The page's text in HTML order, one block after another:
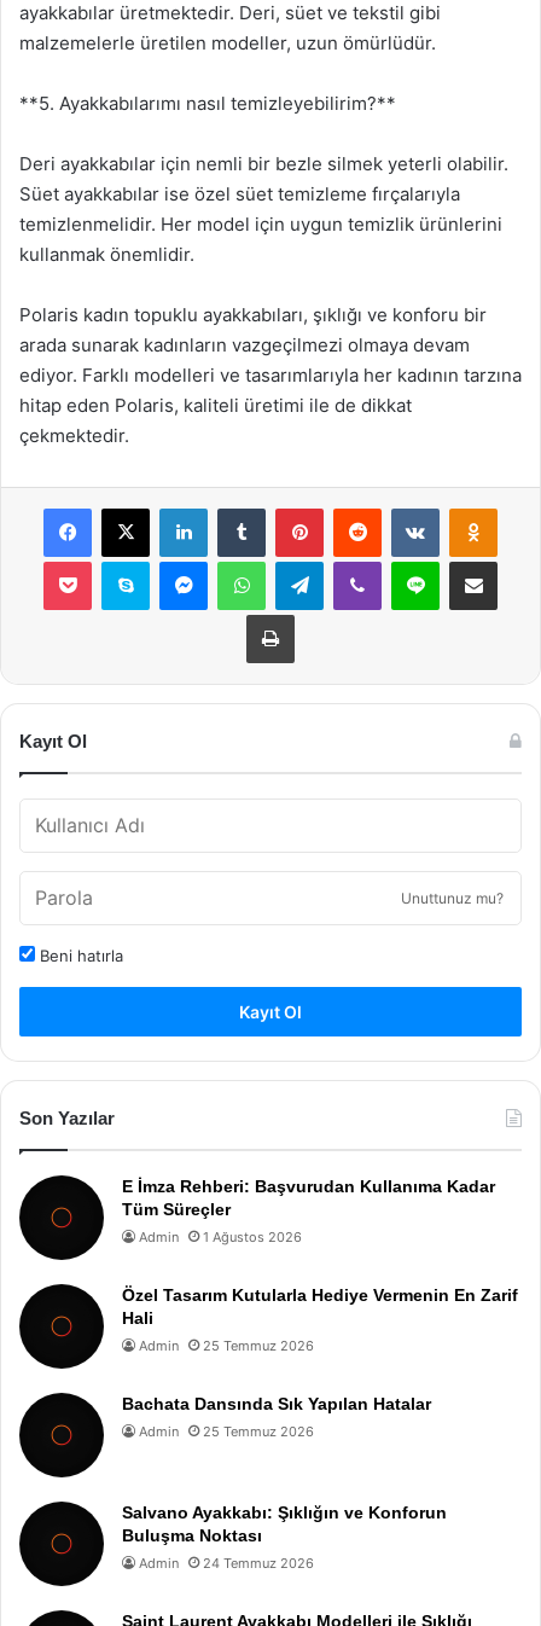
ayakkabılar üretmektedir. Deri, süet ve tekstil gibi
malzemelerle üretilen modeller, uzun ömürlüdür.
**5. Ayakkabılarımı nasıl temizleyebilirim?**
Deri ayakkabılar için nemli bir bezle silmek yeterli olabilir.
Süet ayakkabılar ise özel süet temizleme fırçalarıyla
temizlenmelidir. Her model için uygun temizlik ürünlerini
kullanmak önemlidir.
Polaris kadın topuklu ayakkabıları, şıklığı ve konforu bir
arada sunarak kadınların vazgeçilmezi olmaya devam
ediyor. Farklı modelleri ve tasarımlarıyla her kadının tarzına
hitap eden Polaris, kaliteli üretimi ile de dikkat
çekmektedir.
Facebook
X LinkedInTumblr PinterestReddit VKontakte
Pocket Skype MessengerWhatsAppTelegramViber Line E-Posta ile
Yazdır
Kayıt Ol
Unuttunuz mu?
Beni hatırla
Kayıt Ol
Son Yazılar
E İmza Rehberi: Başvurudan Kullanıma Kadar
Tüm Süreçler
Admin 1 Ağustos 2026
Özel Tasarım Kutularla Hediye Vermenin En Zarif
Hali
Admin 25 Temmuz 2026
Bachata Dansında Sık Yapılan Hatalar
Admin 25 Temmuz 2026
Salvano Ayakkabı: Şıklığın ve Konforun
Buluşma Noktası
Admin 24 Temmuz 2026
Saint Laurent Ayakkabı Modelleri ile Şıklığı